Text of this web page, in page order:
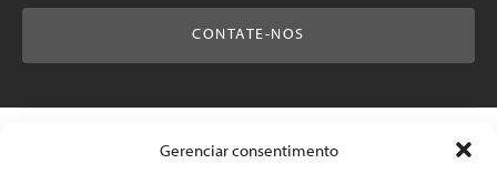
Gerenciar consentimento
CONTATE-NOS
Soluções